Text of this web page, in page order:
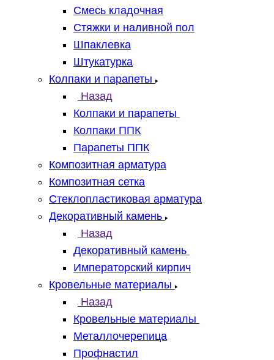
Смесь кладочная
Стяжки и наливной пол
Шпаклевка
Штукатурка
Колпаки и парапеты
Назад
Колпаки и парапеты
Колпаки ППК
Парапеты ППК
Композитная арматура
Композитная сетка
Стеклопластиковая арматура
Декоративный камень
Назад
Декоративный камень
Императорский кирпич
Кровельные материалы
Назад
Кровельные материалы
Металлочерепица
Профнастил